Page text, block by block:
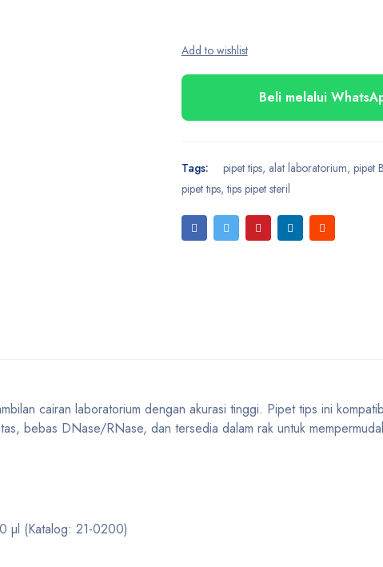
Beli melalui
Tags: pipet tips, alat laboratorium, pipet
pipet tips,tips pipet steril
cairan laboratorium dengan akurasi tinggi. Pipet tips ini
bebas DNase/RNase, dan tersedia dalam rak untuk
µl (Katalog: 21-0200)